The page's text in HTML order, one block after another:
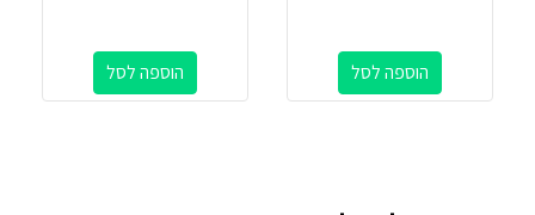
הוספה לסל הוספה לסל